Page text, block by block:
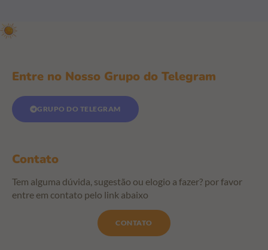
Entre no Nosso Grupo do Telegram
GRUPO DO TELEGRAM
Contato
Tem alguma dúvida, sugestão ou elogio a fazer? por favor
entre em contato pelo link abaixo
CONTATO